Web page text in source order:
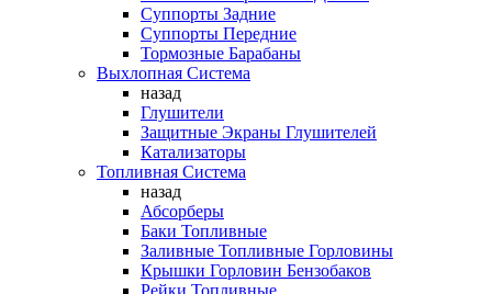
Суппорты Задние
Суппорты Передние
Тормозные Барабаны
Выхлопная Система
назад
Глушители
Защитные Экраны Глушителей
Катализаторы
Топливная Система
назад
Абсорберы
Баки Топливные
Заливные Топливные Горловины
Крышки Горловин Бензобаков
Рейки Топливные